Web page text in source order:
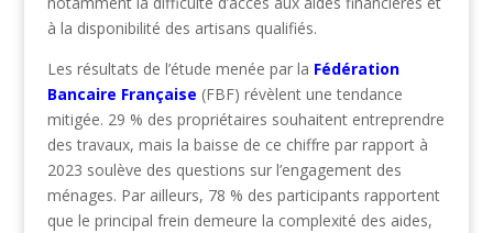
à la disponibilité des artisans qualifiés.
Les résultats de l’étude menée par la Fédération
Bancaire Française (FBF) révèlent une tendance
mitigée. 29 % des propriétaires souhaitent entreprendre
des travaux, mais la baisse de ce chiffre par rapport à
2023 soulève des questions sur l’engagement des
ménages. Par ailleurs, 78 % des participants rapportent
que le principal frein demeure la complexité des aides,